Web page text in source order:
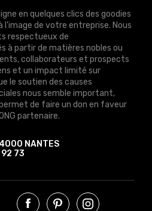
en quelques clics des goodies
l'image de votre entreprise. Nous
respectueux de
à partir de matières nobles ou
collaborateurs et prospects
et un impact limité sur
le soutien des causes
nous semble important,
de faire un don en faveur
partenaire.
NANTES
73